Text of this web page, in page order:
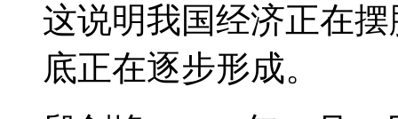
这说明我国经济正在
底正在逐步形成。